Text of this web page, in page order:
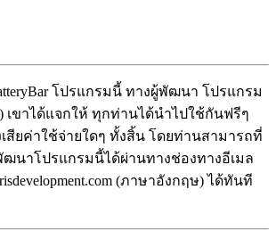
โปรแกรมนี้ ทางผู้พัฒนา โปรแกรม
เขาได้แจกให้ ทุกท่านได้นำไปใช้กันฟรีๆ
สียค่าใช้จ่ายใดๆ ทั้งสิ้น โดยท่านสามารถที่
นาโปรแกรมนี้ได้ผ่านทางช่องทางอีเมล
(ภาษาอังกฤษ) ได้ทันที